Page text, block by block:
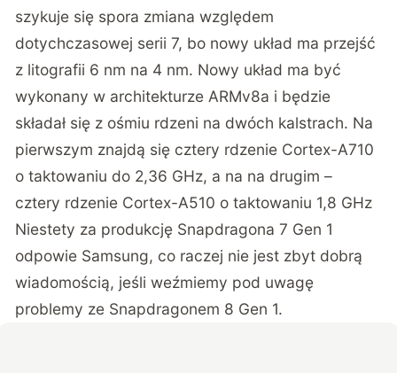
szykuje się spora zmiana względem
dotychczasowej serii 7, bo nowy układ ma przejść
z litografii 6 nm na 4 nm. Nowy układ ma być
wykonany w architekturze ARMv8a i będzie
składał się z ośmiu rdzeni na dwóch kalstrach. Na
pierwszym znajdą się cztery rdzenie Cortex-A710
o taktowaniu do 2,36 GHz, a na na drugim –
cztery rdzenie Cortex-A510 o taktowaniu 1,8 GHz
Niestety za produkcję Snapdragona 7 Gen 1
odpowie Samsung, co raczej nie jest zbyt dobrą
wiadomością, jeśli weźmiemy pod uwagę
problemy ze Snapdragonem 8 Gen 1.